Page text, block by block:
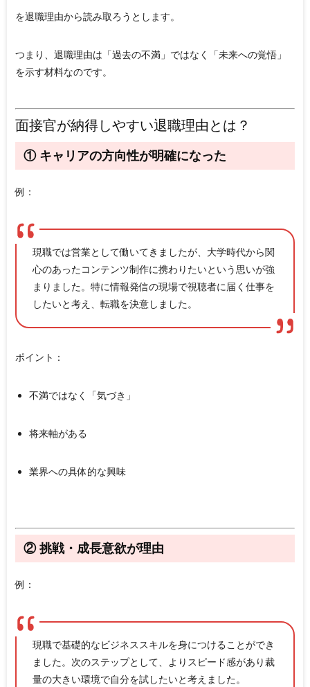
を退職理由から読み取ろうとします。
つまり、退職理由は「過去の不満」ではなく「未来への覚悟」
を示す材料なのです。
面接官が納得しやすい退職理由とは？
① キャリアの方向性が明確になった
例：
現職では営業として働いてきましたが、大学時代から関
心のあったコンテンツ制作に携わりたいという思いが強
まりました。特に情報発信の現場で視聴者に届く仕事を
したいと考え、転職を決意しました。
ポイント：
不満ではなく「気づき」
将来軸がある
業界への具体的な興味
② 挑戦・成長意欲が理由
例：
現職で基礎的なビジネススキルを身につけることができ
ました。次のステップとして、よりスピード感があり裁
量の大きい環境で自分を試したいと考えました。